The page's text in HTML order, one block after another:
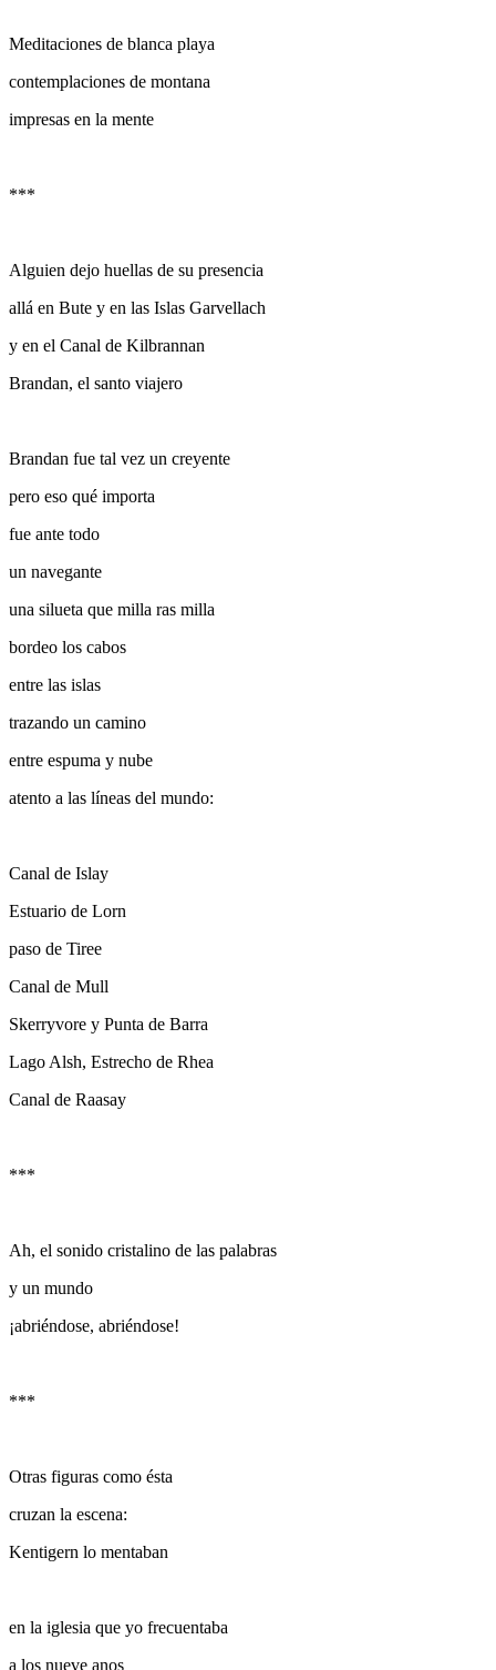
Meditaciones de blanca playa
contemplaciones de montana
impresas en la mente
***
Alguien dejo huellas de su presencia
allá en Bute y en las Islas Garvellach
y en el Canal de Kilbrannan
Brandan, el santo viajero
Brandan fue tal vez un creyente
pero eso qué importa
fue ante todo
un navegante
una silueta que milla ras milla
bordeo los cabos
entre las islas
trazando un camino
entre espuma y nube
atento a las líneas del mundo:
Canal de Islay
Estuario de Lorn
paso de Tiree
Canal de Mull
Skerryvore y Punta de Barra
Lago Alsh, Estrecho de Rhea
Canal de Raasay
***
Ah, el sonido cristalino de las palabras
y un mundo
¡abriéndose, abriéndose!
***
Otras figuras como ésta
cruzan la escena:
Kentigern lo mentaban
en la iglesia que yo frecuentaba
a los nueve anos